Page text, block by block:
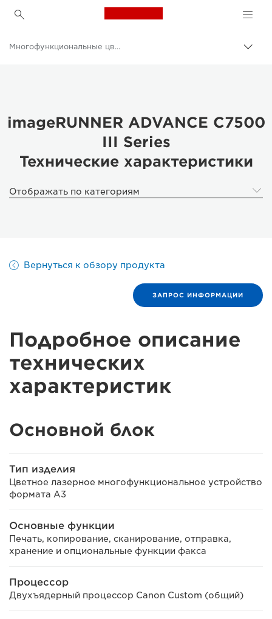
Canon Logo, back to
Продукты и решения для бизнеса
Принтеры и факсимильные аппараты для бизнеса
Многофункциональные принтеры - Принтеры «Все в одном»
Многофункциональные цветные принтеры
imageRUNNER ADVANCE C7500
III Series
Технические характеристики
Отображать по категориям
Вернуться к обзору продукта
ЗАПРОС ИНФОРМАЦИИ
Подробное описание
технических
характеристик
Основной блок
Тип изделия
Цветное лазерное многофункциональное устройство
формата A3
Основные функции
Печать, копирование, сканирование, отправка,
хранение и опциональные функции факса
Процессор
Двухъядерный процессор Canon Custom (общий)